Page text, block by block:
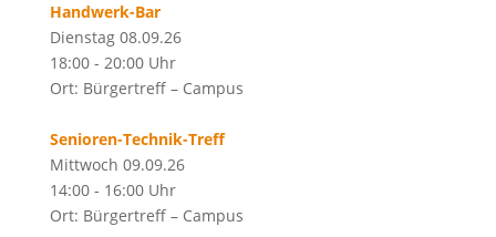
Handwerk-Bar
Dienstag 08.09.26
18:00 - 20:00 Uhr
Ort: Bürgertreff – Campus
Senioren-Technik-Treff
Mittwoch 09.09.26
14:00 - 16:00 Uhr
Ort: Bürgertreff – Campus